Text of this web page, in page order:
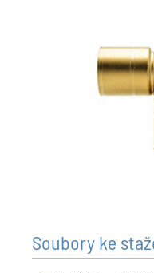
Soubory ke